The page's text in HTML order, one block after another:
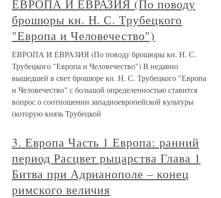
ЕВРОПА И ЕВРАЗИЯ (По поводу
брошюры кн. Н. С. Трубецкого
"Европа и Человечество")
ЕВРОПА И ЕВРАЗИЯ (По поводу брошюры кн. Н. С.
Трубецкого "Европа и Человечество") В недавно
вышедшей в свет брошюре кн. Н. С. Трубецкого "Европа
и Человечество" с большой определенностью ставится
вопрос о соотношении западноевропейской культуры
(которую князь Трубецкой
3. Европа Часть 1 Европа: ранний
период Расцвет рыцарства Глава 1
Битва при Адрианополе – конец
римского величия